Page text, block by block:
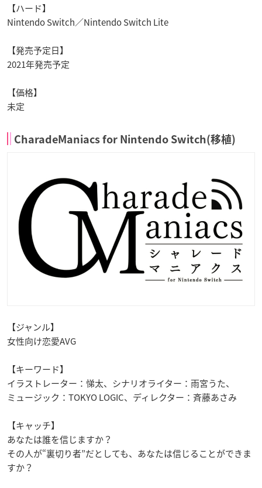
【ハード】
Nintendo Switch／Nintendo Switch Lite
【発売予定日】
2021年発売予定
【価格】
未定
CharadeManiacs for Nintendo Switch(移植)
【ジャンル】
女性向け恋愛AVG
【キーワード】
イラストレーター：悌太、シナリオライター：雨宮うた、
ミュージック： TOKYO LOGIC、ディレクター：斉藤あさみ
【キャッチ】
あなたは誰を信じますか？
その人が“裏切り者”だとしても、あなたは信じることができま
すか？